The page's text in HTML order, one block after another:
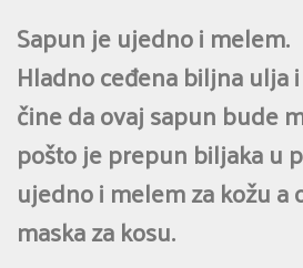
Sapun je ujedno i melem.
Hladno ceđena biljna ulja
čine da ovaj sapun bude
pošto je prepun biljaka u
ujedno i melem za kožu a
maska za kosu.